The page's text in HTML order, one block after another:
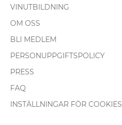
VINUTBILDNING
OM OSS
BLI MEDLEM
PERSONUPPGIFTSPOLICY
PRESS
FAQ
INSTÄLLNINGAR FÖR COOKIES